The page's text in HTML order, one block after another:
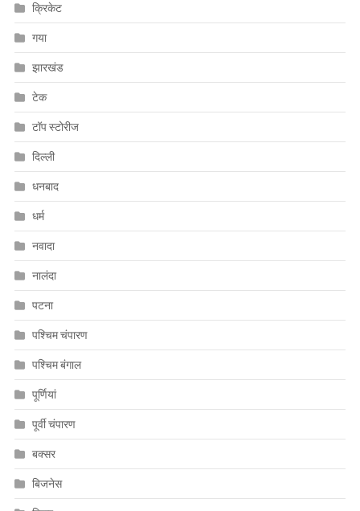
क्रिकेट
गया
झारखंड
टेक
टॉप स्टोरीज
दिल्ली
धनबाद
धर्म
नवादा
नालंदा
पटना
पश्चिम चंपारण
पश्चिम बंगाल
पूर्णियां
पूर्वी चंपारण
बक्सर
बिजनेस